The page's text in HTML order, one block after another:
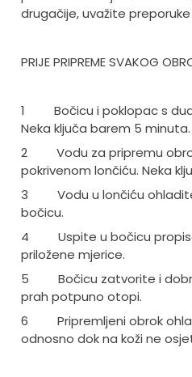
drugačije, uvažite
PRIJE PRIPREME SVAKOG
1
Bočicu i poklopac s
Neka ključa barem 5 minuta.
2
Vodu za pripremu
pokrivenom lončiću. Neka
3
Vodu u lončiću
bočicu.
4
Uspite u bočicu
priložene mjerice.
5
Bočicu zatvorite i
prah potpuno otopi.
6
Pripremljeni obrok
odnosno dokna koži ne